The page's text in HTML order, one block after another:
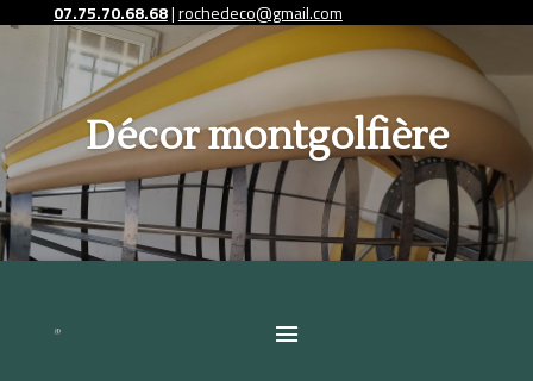
07.75.70.68.68|rochedeco@gmail.com
Décor montgolfière